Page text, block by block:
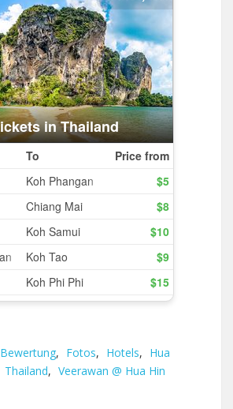
Bewertung, Fotos, Hotels, Hua
Thailand, Veerawan @ Hua Hin